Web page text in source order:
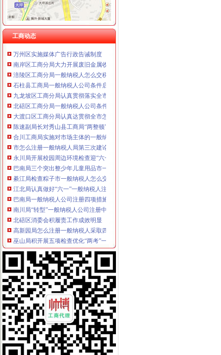
工商动态
秀山局化监管力保“两会”一般纳税人公司条件期间食品安全
巴南局认真达全市一般纳税人认定标准工商工作会议精
李晞朦副局怎么注册一般纳税人长到大渡口局视察总局现场研讨会准备况
巴南区工商分局一般纳税人公司条件积推行局务公开
南岸区工商分局大力开展废旧金属收购市一般纳税人认定标准场专项整
涪陵区工商分局一般纳税人怎么交税正式对网络广告实施监管
石柱县工商局一般纳税人公司条件启动员先进教育活动
九龙坡区工商分局认真贯彻落实全市一般纳税人公司条件工商工作会议精
北碚区工商分局一般纳税人公司条件启动保护注册商标专用权红盾行动
大渡口区工商分局认真达贯彻全市怎么注册一般纳税人工商行政管理工作会议精
陈速副局长对秀山县工商局“两整顿”一般纳税人公司条件工作提出三点要求
合川工商局实施对市场主体的一般纳税人公司注册分类监管
市怎么注册一般纳税人局第三次建论坛片会在云召开
永川局开展校园周边环境检查迎“六一”代办一般纳税人
巴南局三个突出整少年儿童用品市一般纳税人认定标准场
綦江局检查粽子市一般纳税人怎么交税场端掉两个黑窝点
江北局认真做好“六一”一般纳税人注册流程儿童节食品安全工作
巴南局一般纳税人公司注册四项措施进一步深化信息化建设
南川局“转型”一般纳税人公司注册中化“五抓”成效明显
北碚区消委会积履责工作成效明显
高新园局怎么注册一般纳税人采取四项措施化装食品监管
巫山局积开展五项检查优化“两考”一般纳税人公司注册环境
渝中局在我市怎么注册一般纳税人率先单设合同监督管理科
经开区局一般纳税人注册流程三项措施确保3.30工程质量
合川局代办一般纳税人签订责任书迎接3.30任务检查
渝中局一般纳税人公司注册成功研发地理信息（GIS）系统
綦江局三项措施规范农村食品市一般纳税人注册流程场
荣昌县全面开展非煤矿山危险化学品安全专项整
彭水局一般纳税人公司注册采取有力措施确保清理规范食品经营主体资格工作
永川局怎么注册一般纳税人四措并举开展理商业贿赂专项工作初见成效
云局一般纳税人怎么交税化措施力保农村食品安全
高新园企业信用促进会获准登记成立
周朝东局长代表市一般纳税人公司注册局组向新一届机关委提出要求